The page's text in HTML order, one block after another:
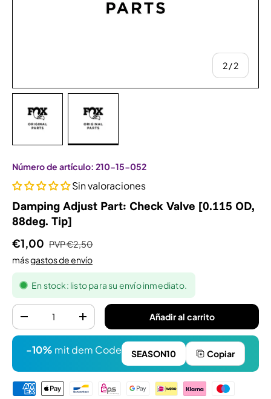
2/de
2
Número de artículo: 210-15-052
Sin valoraciones
Damping Adjust Part: Check Valve [0.115 OD,
88deg. Tip]
€1,00 PVP€2,50
másgastos de envío
En stock: listo para su envío inmediato.
Cantidad
-
+ Añadir al carrito
-10% mit dem Code SEASON10 Copiar
Formas de pago